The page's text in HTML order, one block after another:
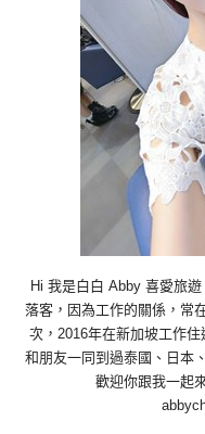
Hi 我是白白 Abby 喜愛旅
落客，因為工作的關係，常
次，2016年在新加坡工作
和朋友一同到過泰國、日本
歡迎你跟我一起